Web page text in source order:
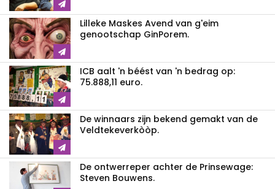
Lilleke Maskes Avend van g'eim
genootschap GinPorem.
ICB aalt 'n béést van 'n bedrag op:
75.888,11 euro.
De winnaars zijn bekend gemakt van de
Veldtekeverkòòp.
De ontwerreper achter de Prinsewage:
Steven Bouwens.